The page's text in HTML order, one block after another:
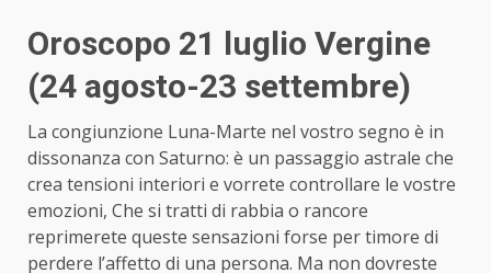
Oroscopo 21 luglio Vergine
(24 agosto-23 settembre)
La congiunzione Luna-Marte nel vostro segno è in
dissonanza con Saturno: è un passaggio astrale che
crea tensioni interiori e vorrete controllare le vostre
emozioni, Che si tratti di rabbia o rancore
reprimerete queste sensazioni forse per timore di
perdere l’affetto di una persona. Ma non dovreste